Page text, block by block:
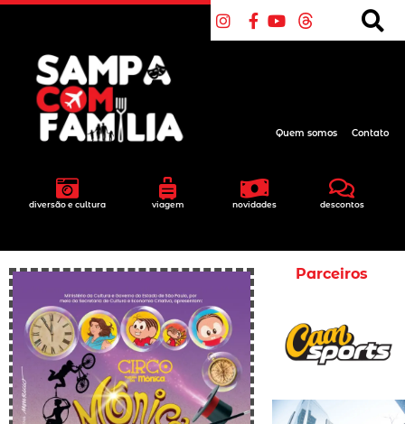
diversão e cultura viagem novidades descontos
Quem somos Contato
Parceiros